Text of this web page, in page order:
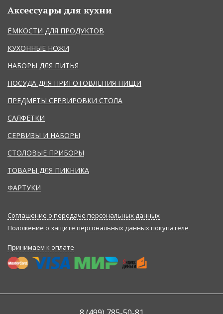
Аксессуары для кухни
ЁМКОСТИ ДЛЯ ПРОДУКТОВ
КУХОННЫЕ НОЖИ
НАБОРЫ ДЛЯ ПИТЬЯ
ПОСУДА ДЛЯ ПРИГОТОВЛЕНИЯ ПИЩИ
ПРЕДМЕТЫ СЕРВИРОВКИ СТОЛА
САЛФЕТКИ
СЕРВИЗЫ И НАБОРЫ
СТОЛОВЫЕ ПРИБОРЫ
ТОВАРЫ ДЛЯ ПИКНИКА
ФАРТУКИ
Соглашение о передаче персональных данных
Положение о защите персональных данных покупателе
Принимаем к оплате